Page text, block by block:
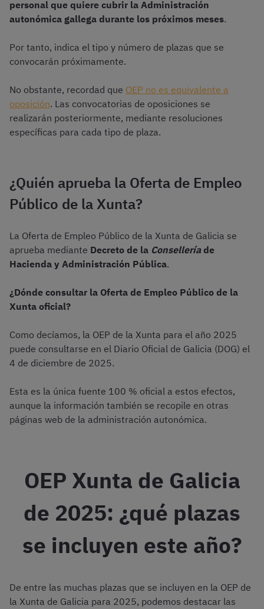
personal que quiere cubrir la Administración
autonómica gallega durante los próximos meses.
Por tanto, indica el tipo y número de plazas que se
convocarán próximamente.
No obstante, recordad que OEP no es equivalente a
oposición. Las convocatorias de oposiciones se
realizarán posteriormente, mediante resoluciones
específicas para cada tipo de plaza.
¿Quién aprueba la Oferta de Empleo
Público de la Xunta?
La Oferta de Empleo Público de la Xunta de Galicia se
aprueba mediante Decreto de la Conselleríade
Hacienda y Administración Pública.
¿Dónde consultar la Oferta de Empleo Público de la
Xunta oficial?
Como decíamos, la OEP de la Xunta para el año 2025
puede consultarse en el Diario Oficial de Galicia (DOG) el
4 de diciembre de 2025.
Esta es la única fuente 100 % oficial a estos efectos,
aunque la información también se recopile en otras
páginas web de la administración autonómica.
OEP Xunta de Galicia
de 2025: ¿qué plazas
se incluyen este año?
De entre las muchas plazas que se incluyen en la OEP de
la Xunta de Galicia para 2025, podemos destacar las